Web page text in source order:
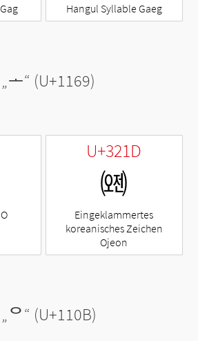
Hangul Syllable Gaeg
ᅩ“ (U+1169)
U+321D
㈝
Eingeklammertes
koreanisches Zeichen
Ojeon
ᄋ“ (U+110B)